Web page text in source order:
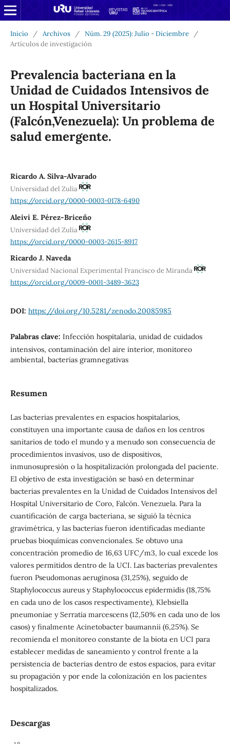
Inicio / Archivos / Núm. 29 (2025): Julio - Diciembre
/
Artículos de investigación
Prevalencia bacteriana en la
Unidad de Cuidados Intensivos de
un Hospital Universitario
(Falcón,Venezuela): Un problema de
salud emergente.
Ricardo A. Silva-Alvarado
Universidad del Zulia
https://orcid.org/0000-0003-0178-6490
Aleivi E. Pérez-Briceño
Universidad del Zulia
https://orcid.org/0000-0003-2615-8917
Ricardo J. Naveda
Universidad Nacional Experimental Francisco de Miranda
https://orcid.org/0009-0001-3489-3623
DOI: https://doi.org/10.5281/zenodo.20085985
Palabras clave: Infección hospitalaria, unidad de cuidados
intensivos, contaminación del aire interior, monitoreo
ambiental, bacterias gramnegativas
Resumen
Las bacterias prevalentes en espacios hospitalarios,
constituyen una importante causa de daños en los centros
sanitarios de todo el mundo y a menudo son consecuencia de
procedimientos invasivos, uso de dispositivos,
inmunosupresión o la hospitalización prolongada del paciente.
El objetivo de esta investigación se basó en determinar
bacterias prevalentes en la Unidad de Cuidados Intensivos del
Hospital Universitario de Coro, Falcón. Venezuela. Para la
cuantificación de carga bacteriana, se siguió la técnica
gravimétrica, y las bacterias fueron identificadas mediante
pruebas bioquímicas convencionales. Se obtuvo una
concentración promedio de 16,63 UFC/m3, lo cual excede los
valores permitidos dentro de la UCI. Las bacterias prevalentes
fueron Pseudomonas aeruginosa (31,25%), seguido de
Staphylococcus aureus y Staphylococcus epidermidis (18,75%
en cada uno de los casos respectivamente), Klebsiella
pneumoniae y Serratia marcescens (12,50% en cada uno de los
casos) y finalmente Acinetobacter baumannii (6,25%). Se
recomienda el monitoreo constante de la biota en UCI para
establecer medidas de saneamiento y control frente a la
persistencia de bacterias dentro de estos espacios, para evitar
su propagación y por ende la colonización en los pacientes
hospitalizados.
Descargas